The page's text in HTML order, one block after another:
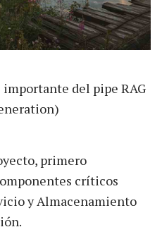
del pipe RAG
primero
críticos
y Almacenamiento